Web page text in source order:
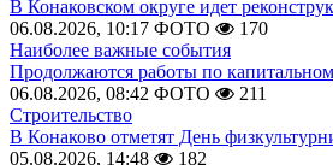
В Конаковском округе идет
06.08.2026, 10:17 ФОТО
170
Наиболее важные события
Продолжаются работы по
06.08.2026, 08:42 ФОТО
211
Строительство
В Конаково отметят День
05.08.2026, 14:48
182